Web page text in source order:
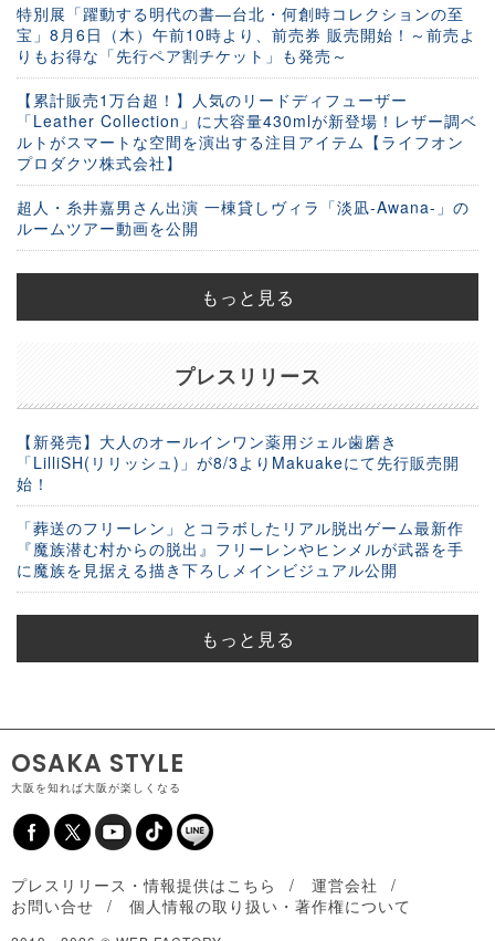
特別展「躍動する明代の書―台北・何創時コレクションの至
宝」8月6日（木）午前10時より、前売券 販売開始！～前売よ
りもお得な「先行ペア割チケット」も発売～
【累計販売1万台超！】人気のリードディフューザー
「Leather Collection」に大容量430mlが新登場！レザー調ベ
ルトがスマートな空間を演出する注目アイテム【ライフオン
プロダクツ株式会社】
超人・糸井嘉男さん出演 一棟貸しヴィラ「淡凪-Awana-」の
ルームツアー動画を公開
もっと見る
プレスリリース
【新発売】大人のオールインワン薬用ジェル歯磨き
「LilliSH(リリッシュ)」が8/3よりMakuakeにて先行販売開
始！
「葬送のフリーレン」とコラボしたリアル脱出ゲーム最新作
『魔族潜む村からの脱出』フリーレンやヒンメルが武器を手
に魔族を見据える描き下ろしメインビジュアル公開
もっと見る
OSAKA STYLE
大阪を知れば大阪が楽しくなる
プレスリリース・情報提供はこちら
運営会社
お問い合せ
個人情報の取り扱い・著作権について